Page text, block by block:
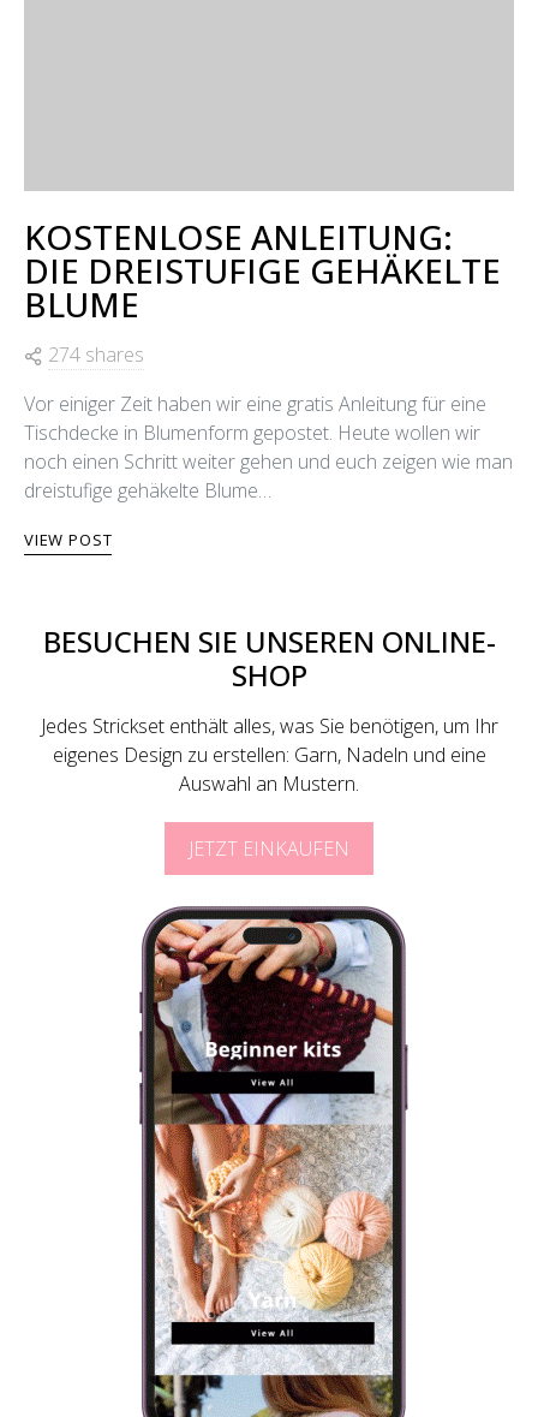
KOSTENLOSE ANLEITUNG:
DIE DREISTUFIGE GEHÄKELTE
BLUME
274 shares
Vor einiger Zeit haben wir eine gratis Anleitung für eine
Tischdecke in Blumenform gepostet. Heute wollen wir
noch einen Schritt weiter gehen und euch zeigen wie man
dreistufige gehäkelte Blume…
VIEW POST
BESUCHEN SIE UNSEREN ONLINE-
SHOP
Jedes Strickset enthält alles, was Sie benötigen, um Ihr
eigenes Design zu erstellen: Garn, Nadeln und eine
Auswahl an Mustern.
JETZT EINKAUFEN